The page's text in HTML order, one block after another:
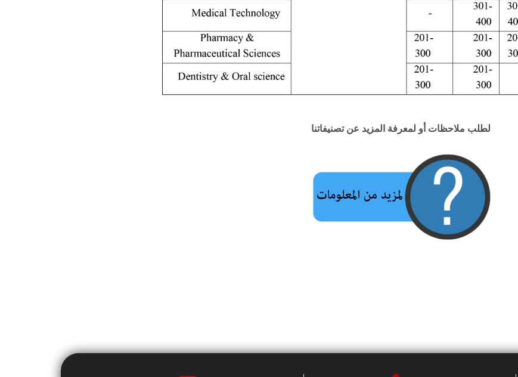
لطلب ملاحظات أو لمعرفة المزيد عن تصنيفاتنا